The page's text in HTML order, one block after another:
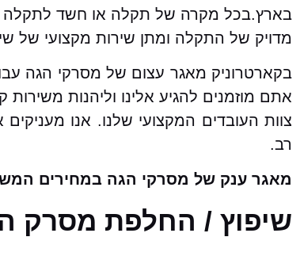
בארץ.בכל מקרה של תקלה או חשד לתקלה
מדויק של התקלה ומתן שירות מקצועי של
בקארטרוניק מאגר עצום של מסרקי הגה
אתם מוזמנים להגיע אלינו וליהנות
צוות העובדים המקצועי שלנו. אנו
רב.
מאגר ענק של מסרקי הגה במחירים
שיפוץ / החלפת מסרק